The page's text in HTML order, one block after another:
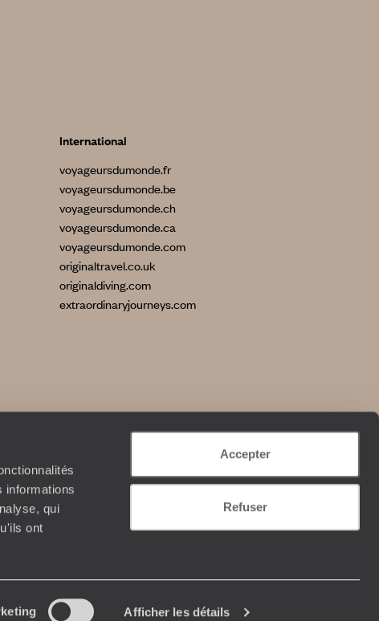
informations
qui
ont
Afficher les détails
Accepter
Refuser
International
voyageursdumonde.fr
voyageursdumonde.be
voyageursdumonde.ch
voyageursdumonde.ca
voyageursdumonde.com
originaltravel.co.uk
originaldiving.com
extraordinaryjourneys.com